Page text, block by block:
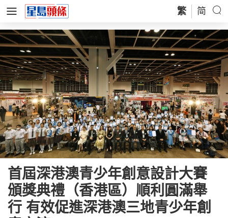
繁 简
首屆深港澳青少年創意設計大賽
頒獎典禮（香港區）順利圓滿舉
行 有效促進深港澳三地青少年創